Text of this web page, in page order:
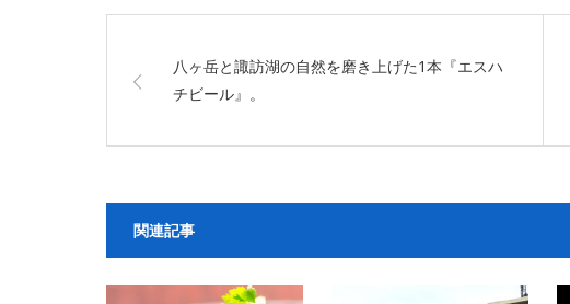
八ヶ岳と諏訪湖の自然を磨き上げた1本『エスハ
チビール』。
関連記事